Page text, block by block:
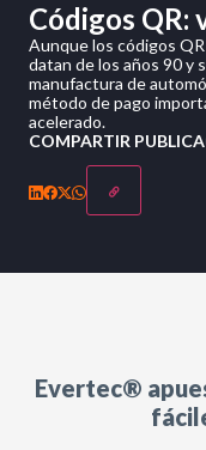
Códigos QR:
Aunque los códigos
datan de los años 90 y
manufactura de
método de pago
acelerado.
COMPARTIR
Evertec®